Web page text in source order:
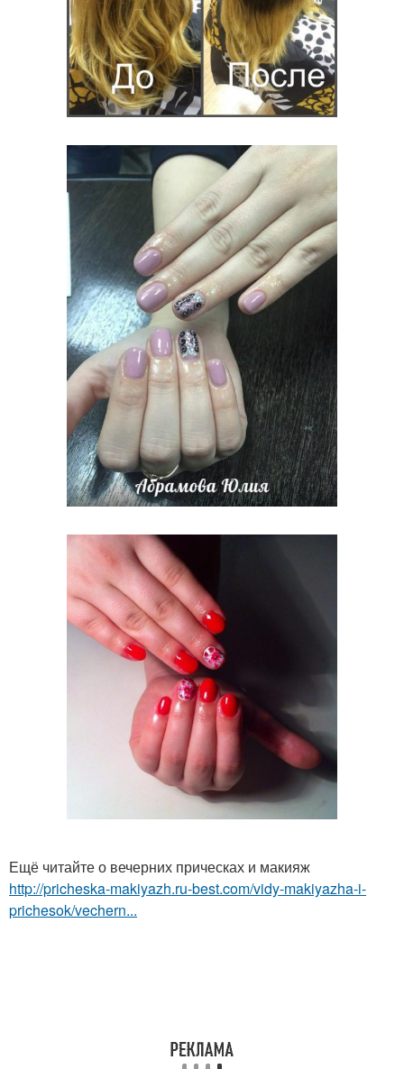
Ещё читайте о вечерних прическах и макияж
http://pricheska-makiyazh.ru-best.com/vidy-makiyazha-i-
prichesok/vechern...